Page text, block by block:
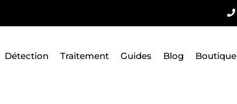
Détection Traitement Guides Blog Boutique